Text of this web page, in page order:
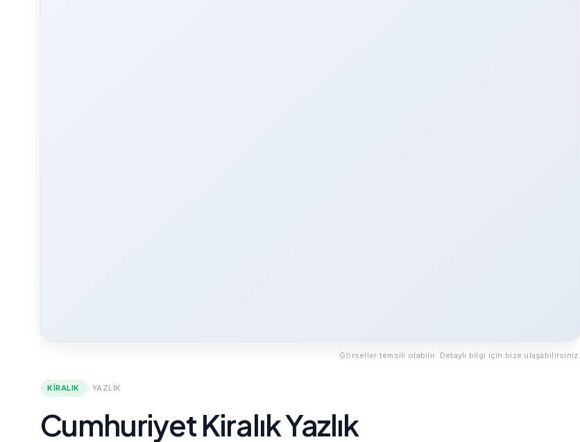
Görseller temsili olabilir. Detaylı bilgi için bize ulaşabilirsiniz.
KIRALIK · YAZLIK
Cumhuriyet Kiralık Yazlık